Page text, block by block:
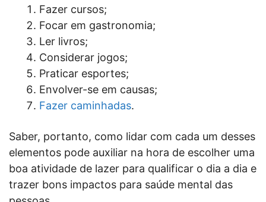
Fazer cursos;
Focar em gastronomia;
Ler livros;
Considerar jogos;
Praticar esportes;
Envolver-se em causas;
Fazer caminhadas.
Saber, portanto, como lidar com cada um desses
elementos pode auxiliar na hora de escolher uma
boa atividade de lazer para qualificar o dia a dia e
trazer bons impactos para saúde mental das